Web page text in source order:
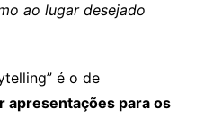
ao lugar desejado
é o de
apresentações para os